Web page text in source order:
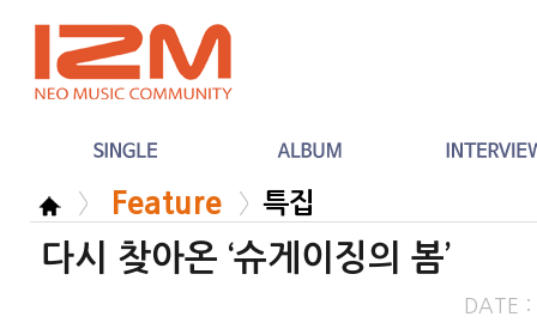
Feature 특집
다시 찾아온 ‘슈게이징의 봄’
DATE